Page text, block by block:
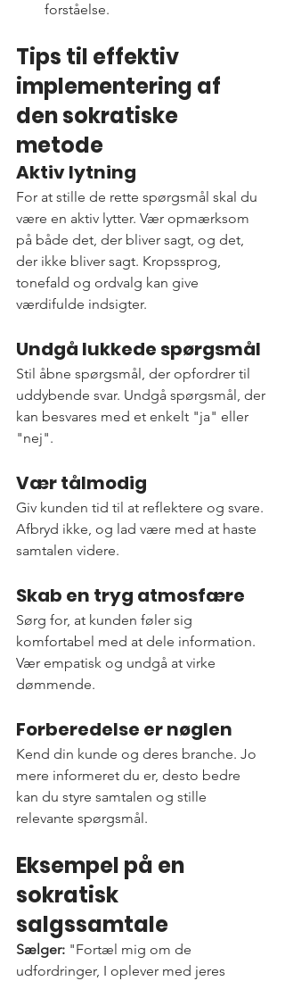
forståelse.
Tips til effektiv
implementering af
den sokratiske
metode
Aktiv lytning
For at stille de rette spørgsmål skal du
være en aktiv lytter. Vær opmærksom
på både det, der bliver sagt, og det,
der ikke bliver sagt. Kropssprog,
tonefald og ordvalg kan give
værdifulde indsigter.
Undgå lukkede spørgsmål
Stil åbne spørgsmål, der opfordrer til
uddybende svar. Undgå spørgsmål, der
kan besvares med et enkelt "ja" eller
"nej".
Vær tålmodig
Giv kunden tid til at reflektere og svare.
Afbryd ikke, og lad være med at haste
samtalen videre.
Skab en tryg atmosfære
Sørg for, at kunden føler sig
komfortabel med at dele information.
Vær empatisk og undgå at virke
dømmende.
Forberedelse er nøglen
Kend din kunde og deres branche. Jo
mere informeret du er, desto bedre
kan du styre samtalen og stille
relevante spørgsmål.
Eksempel på en
sokratisk
salgssamtale
Sælger: "Fortæl mig om de
udfordringer, I oplever med jeres